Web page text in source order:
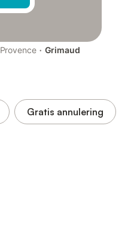
Provence · Grimaud
Gratis annulering